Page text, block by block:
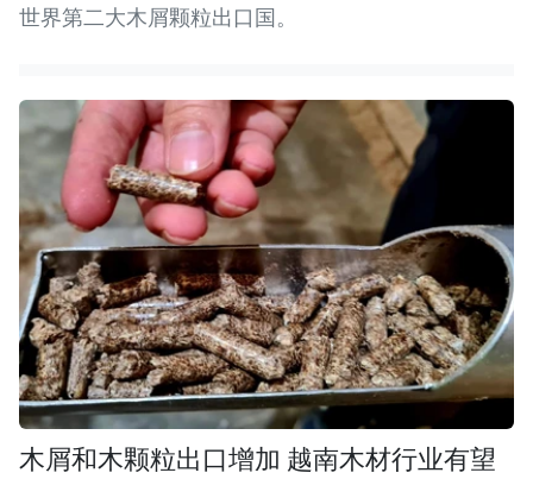
世界第二大木屑颗粒出口国。
木屑和木颗粒出口增加 越南木材行业有望